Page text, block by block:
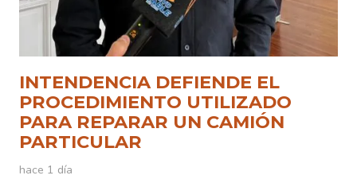
INTENDENCIA DEFIENDE EL
PROCEDIMIENTO UTILIZADO
PARA REPARAR UN CAMIÓN
PARTICULAR
hace 1 día